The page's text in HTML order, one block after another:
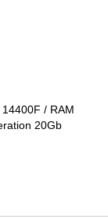
/ RAM
20Gb